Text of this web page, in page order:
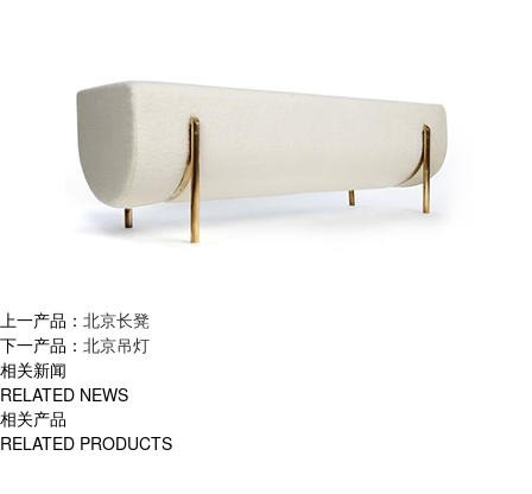
上一产品： 北京长凳
下一产品： 北京吊灯
相关新闻
RELATED NEWS
相关产品
RELATED PRODUCTS